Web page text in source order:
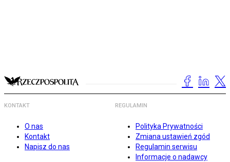
KONTAKT
O nas
Kontakt
Napisz do nas
REGULAMIN
Polityka Prywatności
Zmiana ustawień zgód
Regulamin serwisu
Informacje o nadawcy